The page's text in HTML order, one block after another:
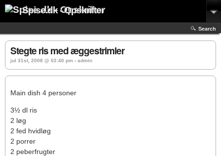
Spise.dk - Opskrifter
Search
Stegte ris med æggestrimler
jul 31st, 2008 @ 02:40 pm › admin
Main dish 4 personer
3½ dl ris
2 løg
2 fed hvidløg
2 porrer
2 peberfrugter